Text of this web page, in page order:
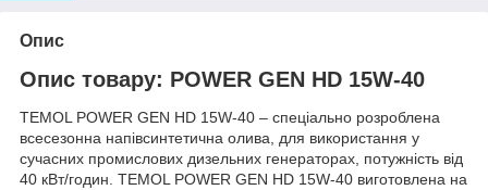
Опис
Опис товару: POWER GEN HD 15W-40
TEMOL POWER GEN HD 15W-40 – спеціально розроблена
всесезонна напівсинтетична олива, для використання у
сучасних промислових дизельних генераторах, потужність від
40 кВт/годин. TEMOL POWER GEN HD 15W-40 виготовлена на